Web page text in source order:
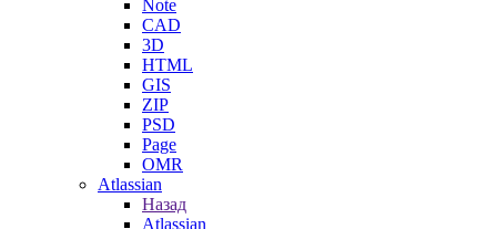
Note
CAD
3D
HTML
GIS
ZIP
PSD
Page
OMR
Atlassian
Назад
Atlassian